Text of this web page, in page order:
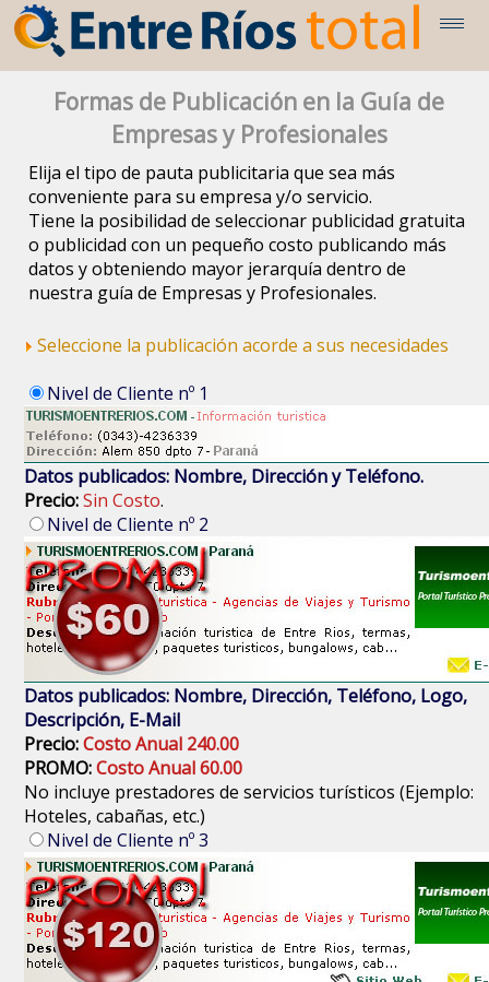
Formas de Publicación en la Guía de
Empresas y Profesionales
Elija el tipo de pauta publicitaria que sea más
conveniente para su empresa y/o servicio.
Tiene la posibilidad de seleccionar publicidad gratuita
o publicidad con un pequeño costo publicando más
datos y obteniendo mayor jerarquía dentro de
nuestra guía de Empresas y Profesionales.
Seleccione la publicación acorde a sus necesidades
Nivel de Cliente nº 1
Datos publicados: Nombre, Dirección y Teléfono.
Precio:Sin Costo.
Nivel de Cliente nº 2
Datos publicados: Nombre, Dirección, Teléfono, Logo,
Descripción, E-Mail
Precio:Costo Anual 240.00
PROMO:Costo Anual 60.00
No incluye prestadores de servicios turísticos (Ejemplo:
Hoteles, cabañas, etc.)
Nivel de Cliente nº 3